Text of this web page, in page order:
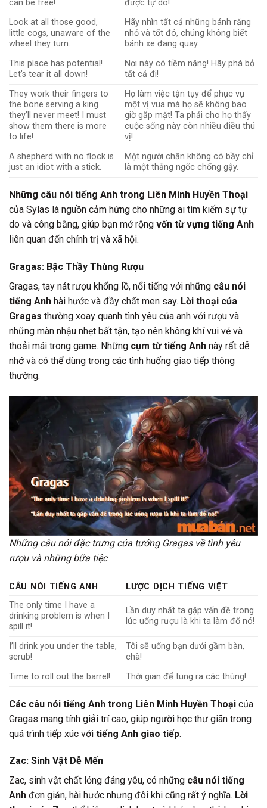
can be free!
được tự do!
Look at all those good,
little cogs, unaware of the
wheel they turn.
Hãy nhìn tất cả những bánh răng
nhỏ và tốt đó, chúng không biết
bánh xe đang quay.
This place has potential!
Let’s tear it all down!
Nơi này có tiềm năng! Hãy phá bỏ
tất cả đi!
They work their fingers to
the bone serving a king
they’ll never meet! I must
show them there is more
to life!
Họ làm việc tận tụy để phục vụ
một vị vua mà họ sẽ không bao
giờ gặp mặt! Ta phải cho họ thấy
cuộc sống này còn nhiều điều thú
vị!
A shepherd with no flock is
just an idiot with a stick.
Một người chăn không có bầy chỉ
là một thằng ngốc chống gậy.
Những câu nói tiếng Anh trong Liên Minh Huyền Thoại
của Sylas là nguồn cảm hứng cho những ai tìm kiếm sự tự
do và công bằng, giúp bạn mở rộng vốn từ vựng tiếng Anh
liên quan đến chính trị và xã hội.
Gragas: Bậc Thầy Thùng Rượu
Gragas, tay nát rượu khổng lồ, nổi tiếng với những câu nói
tiếng Anh hài hước và đầy chất men say. Lời thoại của
Gragas thường xoay quanh tình yêu của anh với rượu và
những màn nhậu nhẹt bất tận, tạo nên không khí vui vẻ và
thoải mái trong game. Những cụm từ tiếng Anh này rất dễ
nhớ và có thể dùng trong các tình huống giao tiếp thông
thường.
Những câu nói đặc trưng của tướng Gragas về tình yêu
rượu và những bữa tiệc
CÂU NÓI TIẾNG ANH
LƯỢC DỊCH TIẾNG VIỆT
The only time I have a
drinking problem is when I
spill it!
Lần duy nhất ta gặp vấn đề trong
lúc uống rượu là khi ta làm đổ nó!
I’ll drink you under the table,
scrub!
Tôi sẽ uống bạn dưới gầm bàn,
chà!
Time to roll out the barrel!
Thời gian để tung ra các thùng!
Các câu nói tiếng Anh trong Liên Minh Huyền Thoại của
Gragas mang tính giải trí cao, giúp người học thư giãn trong
quá trình tiếp xúc với tiếng Anh giao tiếp.
Zac: Sinh Vật Dễ Mến
Zac, sinh vật chất lỏng đáng yêu, có những câu nói tiếng
Anh đơn giản, hài hước nhưng đôi khi cũng rất ý nghĩa. Lời